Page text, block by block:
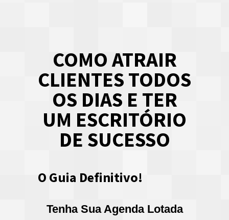
COMO ATRAIR
CLIENTES TODOS
OS DIAS E TER
UM ESCRITÓRIO
DE SUCESSO
O Guia Definitivo!
Tenha Sua Agenda Lotada